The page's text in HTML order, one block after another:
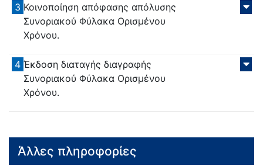
3 Κοινοποίηση απόφασης απόλυσης
Συνοριακού Φύλακα Ορισμένου
Χρόνου.
4 Έκδοση διαταγής διαγραφής
Συνοριακού Φύλακα Ορισμένου
Χρόνου.
Άλλες πληροφορίες